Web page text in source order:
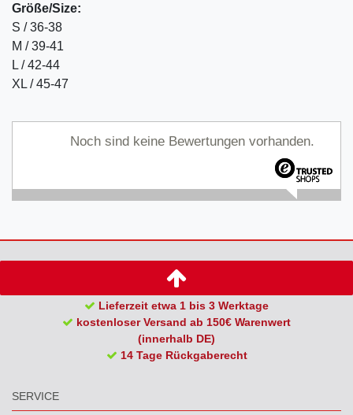
Größe/Size:
S / 36-38
M / 39-41
L / 42-44
XL / 45-47
Noch sind keine Bewertungen vorhanden.
Lieferzeit etwa 1 bis 3 Werktage
kostenloser Versand ab 150€ Warenwert
(innerhalb DE)
14 Tage Rückgaberecht
SERVICE